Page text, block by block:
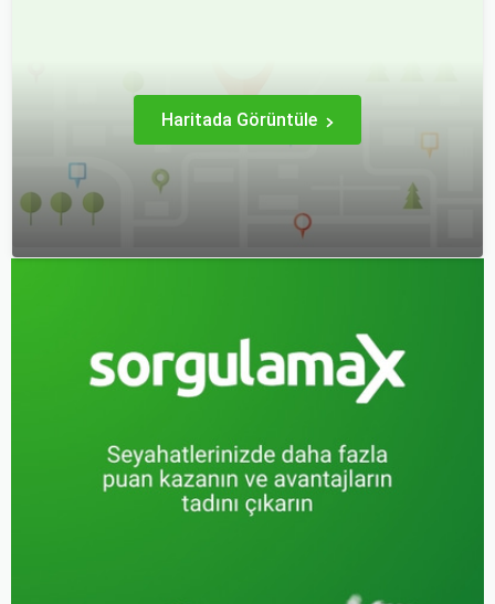
yaşamanızı sağlar.
Haritada Görüntüle